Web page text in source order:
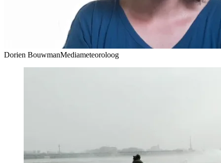
Dorien BouwmanMediameteoroloog